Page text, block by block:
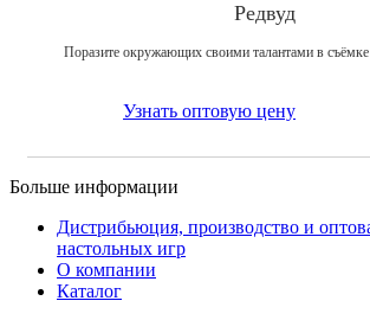
Редвуд
Поразите окружающих своими талантами в
Узнать оптовую цену
Больше информации
Дистрибьюция, производство и
настольных игр
О компании
Каталог